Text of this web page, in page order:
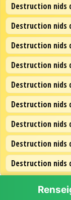
Destruction nids
Destruction nids
Destruction nids
Destruction nids
Destruction nids
Destruction nids
Destruction nids
Destruction nids
Destruction nids